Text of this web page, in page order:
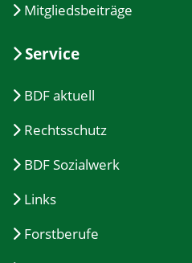
Mitgliedsbeiträge
Service
BDF aktuell
Rechtsschutz
BDF Sozialwerk
Links
Forstberufe